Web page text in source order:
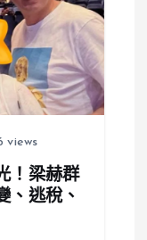
views
！梁赫群
、逃稅、